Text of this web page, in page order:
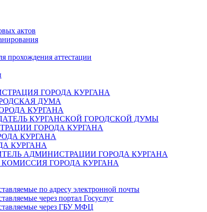
актов
прохождения аттестации
ГОРОДА КУРГАНА
ДУМА
КУРГАНА
КУРГАНСКОЙ ГОРОДСКОЙ ДУМЫ
ГОРОДА КУРГАНА
КУРГАНА
КУРГАНА
АДМИНИСТРАЦИИ ГОРОДА КУРГАНА
ГОРОДА КУРГАНА
по адресу электронной почты
через портал Госуслуг
через ГБУ МФЦ